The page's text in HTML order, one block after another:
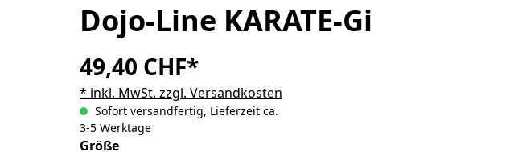
Dojo-Line KARATE-Gi
49,40 CHF*
* inkl. MwSt. zzgl. Versandkosten
Sofort versandfertig, Lieferzeit ca.
3-5 Werktage
Größeauswählen